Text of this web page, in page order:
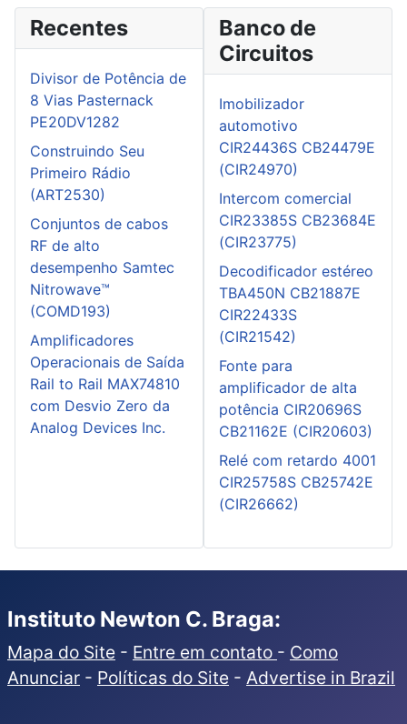
Recentes
Divisor de Potência de
8 Vias Pasternack
PE20DV1282
Construindo Seu
Primeiro Rádio
(ART2530)
Conjuntos de cabos
RF de alto
desempenho Samtec
Nitrowave™
(COMD193)
Amplificadores
Operacionais de Saída
Rail to Rail MAX74810
com Desvio Zero da
Analog Devices Inc.
Banco de
Circuitos
Imobilizador
automotivo
CIR24436S CB24479E
(CIR24970)
Intercom comercial
CIR23385S CB23684E
(CIR23775)
Decodificador estéreo
TBA450N CB21887E
CIR22433S
(CIR21542)
Fonte para
amplificador de alta
potência CIR20696S
CB21162E (CIR20603)
Relé com retardo 4001
CIR25758S CB25742E
(CIR26662)
Instituto Newton C. Braga:
Mapa do Site - Entre em contato - Como
Anunciar - Políticas do Site - Advertise in Brazil